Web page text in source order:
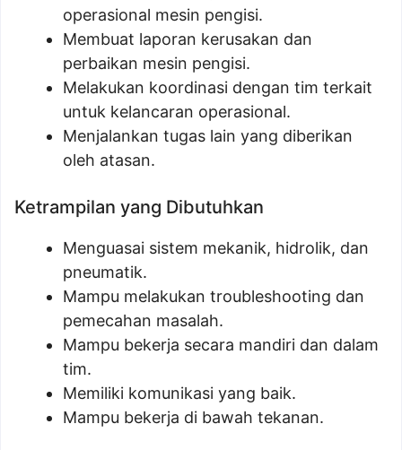
operasional mesin pengisi.
Membuat laporan kerusakan dan
perbaikan mesin pengisi.
Melakukan koordinasi dengan tim terkait
untuk kelancaran operasional.
Menjalankan tugas lain yang diberikan
oleh atasan.
Ketrampilan yang Dibutuhkan
Menguasai sistem mekanik, hidrolik, dan
pneumatik.
Mampu melakukan troubleshooting dan
pemecahan masalah.
Mampu bekerja secara mandiri dan dalam
tim.
Memiliki komunikasi yang baik.
Mampu bekerja di bawah tekanan.